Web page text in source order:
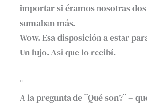
importar si éramos nosotras dos
sumaban más.
Wow. Esa disposición a estar
Un lujo. Asi que lo recibí.
°
A la pregunta de ¨Qué son?¨ –